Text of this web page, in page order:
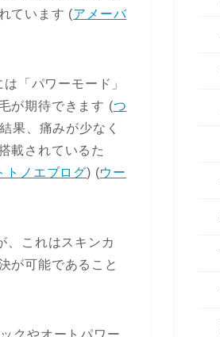
ています​ (アメーバ
「パワーモード」
が期待できます​ (つ
果、痛みが少なく
載されているた
トノエブログ) (ウー
、これはスキンカ
が可能であること
クやオートパワー